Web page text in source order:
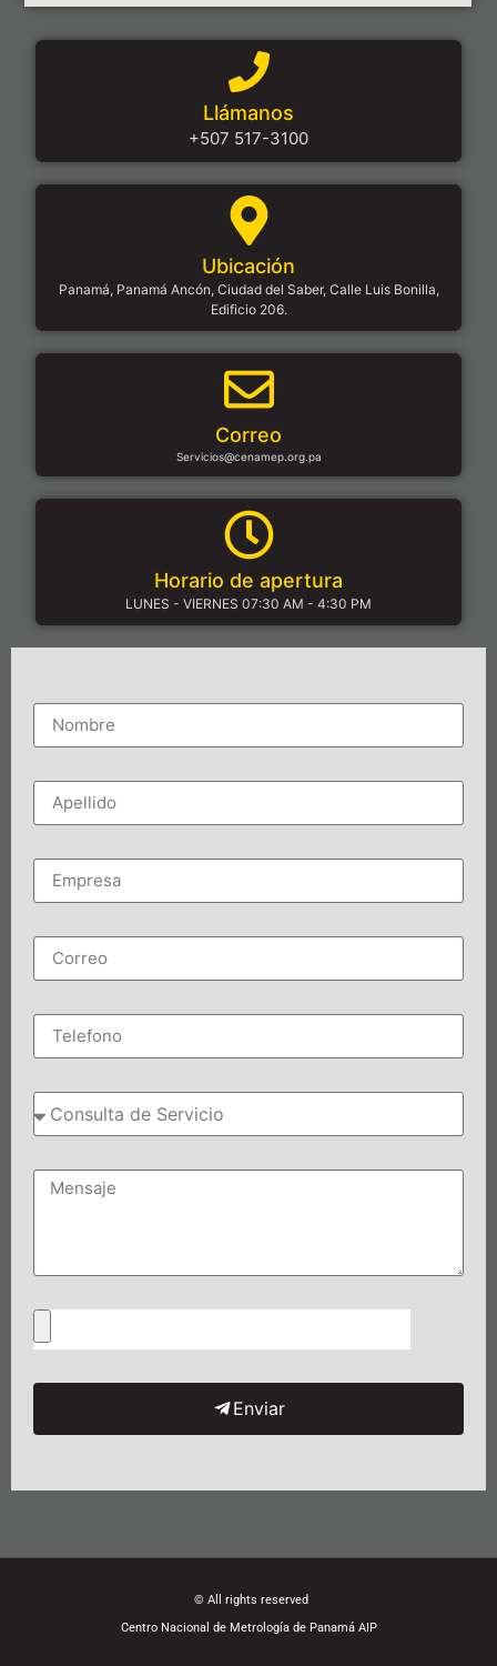
Llámanos
+507 517-3100
Ubicación
Panamá, Panamá Ancón, Ciudad del Saber, Calle Luis Bonilla,
Edificio 206.
Correo
Servicios@cenamep.org.pa
Horario de apertura
LUNES - VIERNES 07:30 AM - 4:30 PM
Enviar
© All rights reserved
Centro Nacional de Metrología de Panamá AIP